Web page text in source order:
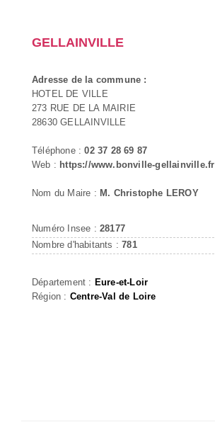
GELLAINVILLE
Adresse de la commune :
HOTEL DE VILLE
273 RUE DE LA MAIRIE
28630 GELLAINVILLE
Téléphone :02 37 28 69 87
Web : https://www.bonville-gellainville.fr
Nom du Maire : M. Christophe LEROY
Numéro Insee : 28177
Nombre d'habitants :781
Département : Eure-et-Loir
Région : Centre-Val de Loire